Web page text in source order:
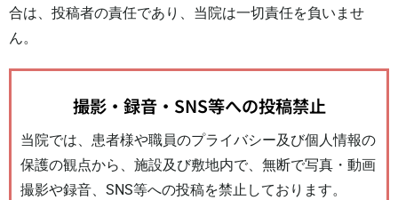
合は、投稿者の責任であり、当院は一切責任を負いませ
ん。
撮影・録音・SNS等への投稿禁止
当院では、患者様や職員のプライバシー及び個人情報の
保護の観点から、施設及び敷地内で、無断で写真・動画
撮影や録音、SNS等への投稿を禁止しております。